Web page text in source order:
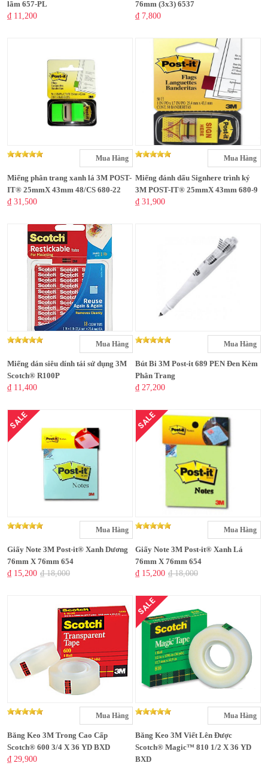
lãm 657-PL
₫ 11,200
76mm (3x3) 6537
₫ 7,800
Mua Hàng
Miếng phân trang xanh lá 3M POST-
IT® 25mmX 43mm 48/CS 680-22
₫ 31,500
Mua Hàng
Miếng đánh dấu Signhere trình ký
3M POST-IT® 25mmX 43mm 680-9
₫ 31,900
Mua Hàng
Miếng dán siêu dính tái sử dụng 3M
Scotch® R100P
₫ 11,400
Mua Hàng
Bút Bi 3M Post-it 689 PEN Đen Kèm
Phân Trang
₫ 27,200
SALE
Mua Hàng
Giấy Note 3M Post-it® Xanh Dương
76mm X 76mm 654
₫ 15,200 ₫ 18,000
SALE
Mua Hàng
Giấy Note 3M Post-it® Xanh Lá
76mm X 76mm 654
₫ 15,200 ₫ 18,000
Mua Hàng
Băng Keo 3M Trong Cao Cấp
Scotch® 600 3/4 X 36 YD BXD
₫ 29,900
SALE
Mua Hàng
Băng Keo 3M Viết Lên Được
Scotch® Magic™ 810 1/2 X 36 YD
BXD